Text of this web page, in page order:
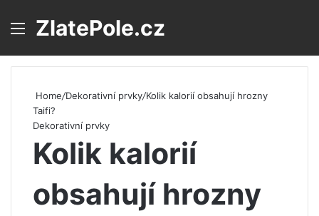
Menu
ZlatePole.cz
Home/Dekorativní prvky/Kolik kalorií obsahují hrozny
Taifi?
Dekorativní prvky
Kolik kalorií
obsahují hrozny